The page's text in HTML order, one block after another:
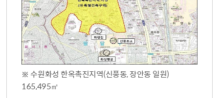
※ 수원화성 한옥촉진지역(신풍동, 장안동 일원)
165,495㎡